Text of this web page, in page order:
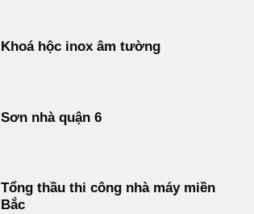
Khoá hộc inox âm tường
Sơn nhà quận 6
Tổng thầu thi công nhà máy miền
Bắc